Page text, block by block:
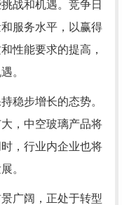
战和机遇。竞争日
服务水平，以赢得
性能要求的提高，
。
稳步增长的态势。
，中空玻璃产品将
，行业内企业也将
。
广阔，正处于转型